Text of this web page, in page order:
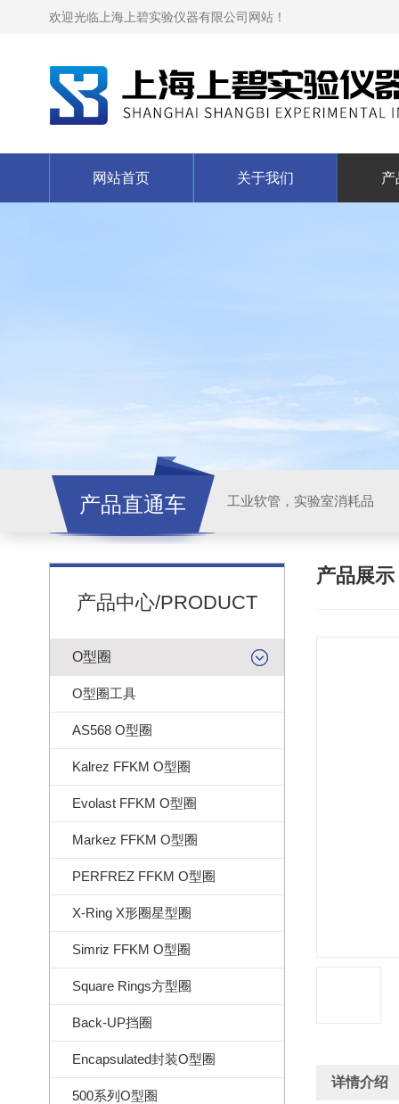
欢迎光临上海上碧实验仪器有限公司网站！
网站首页 关于我们 产
产品直通车 工业软管，实验室消耗品
产品中心/PRODUCT
O型圈
O型圈工具
AS568 O型圈
Kalrez FFKM O型圈
Evolast FFKM O型圈
Markez FFKM O型圈
PERFREZ FFKM O型圈
X-Ring X形圈星型圈
Simriz FFKM O型圈
Square Rings方型圈
Back-UP挡圈
Encapsulated封装O型圈
500系列O型圈
产品展示
详情介绍